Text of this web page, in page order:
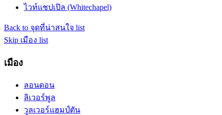
ไวท์แชปเปิล (Whitechapel)
Back to จุดที่น่าสนใจ list
Skip เมือง list
เมือง
ลอนดอน
ลิเวอร์พูล
วูลเวอร์แฮมป์ตัน